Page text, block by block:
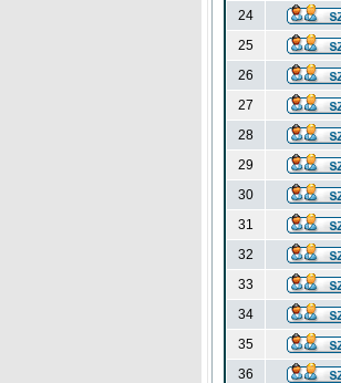
24
25
26
27
28
29
30
31
32
33
34
35
36